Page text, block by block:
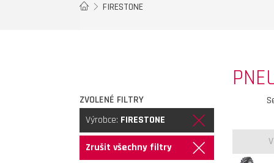
FIRESTONE
ZVOLENÉ FILTRY
Výrobce: FIRESTONE
Zrušit všechny filtry